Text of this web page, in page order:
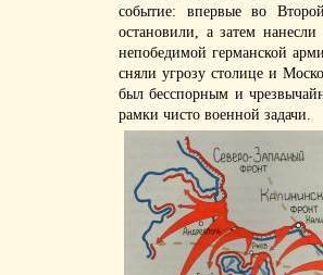
событие: впервые во
остановили, а затем
непобедимой германской
сняли угрозу столице и
был бесспорным и
рамки чисто военной задачи.